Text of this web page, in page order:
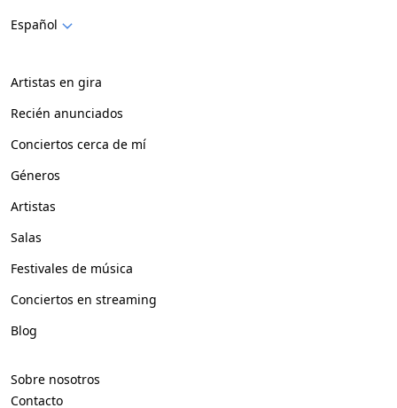
Español
Artistas en gira
Recién anunciados
Conciertos cerca de mí
Géneros
Artistas
Salas
Festivales de música
Conciertos en streaming
Blog
Sobre nosotros
Contacto